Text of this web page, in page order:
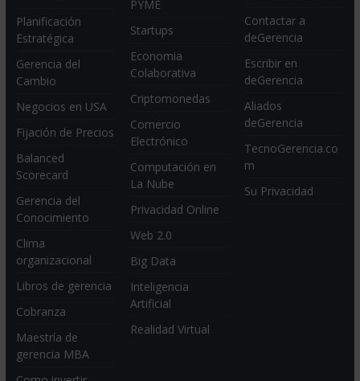
Planificación
Estratégica
Gerencia del
Cambio
Negocios en USA
Fijación de Precios
Balanced
Scorecard
Gerencia del
Conocimiento
Clima
organizacional
Libros de gerencia
Cobranza
Maestría de
gerencia MBA
PYME
Startups
Economia
Colaborativa
Criptomonedas
Comercio
Electrónico
Computación en
La Nube
Privacidad Online
Web 2.0
Big Data
Inteligencia
Artificial
Realidad Virtual
Contactar a
deGerencia
Escribir en
deGerencia
Aliados
deGerencia
TecnoGerencia.co
m
Su Privacidad